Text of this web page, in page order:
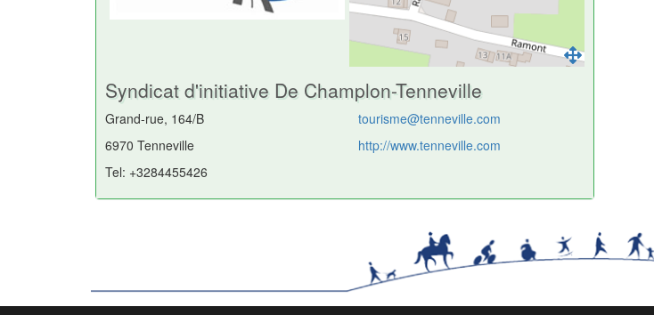
Syndicat d'initiative De Champlon-Tenneville
Grand-rue, 164/B
6970 Tenneville
Tel: +3284455426
tourisme@tenneville.com
http://www.tenneville.com